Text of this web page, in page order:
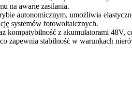
na awarie zasilania.
autonomicznym, umożliwia
systemów fotowoltaicznych.
kompatybilność z akumulatorami 48V,
zapewnia stabilność w warunkach